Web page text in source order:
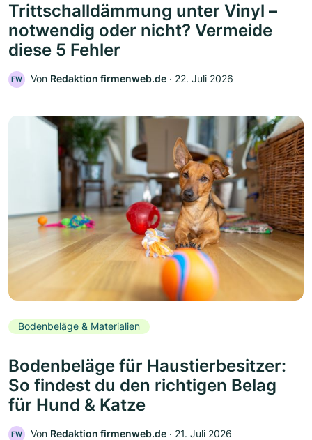
Trittschalldämmung unter Vinyl –
notwendig oder nicht? Vermeide
diese 5 Fehler
FW Von Redaktion firmenweb.de ‧ 22. Juli 2026
Bodenbeläge & Materialien
Bodenbeläge für Haustierbesitzer:
So findest du den richtigen Belag
für Hund & Katze
FW Von Redaktion firmenweb.de ‧ 21. Juli 2026